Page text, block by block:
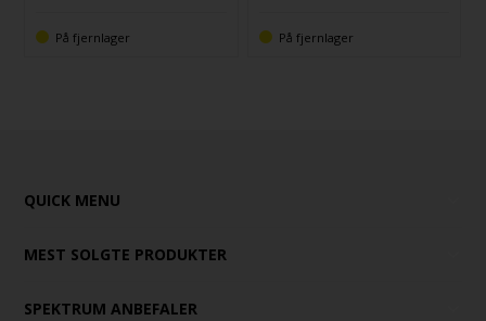
På fjernlager På fjernlager
QUICK MENU
MEST SOLGTE PRODUKTER
SPEKTRUM ANBEFALER